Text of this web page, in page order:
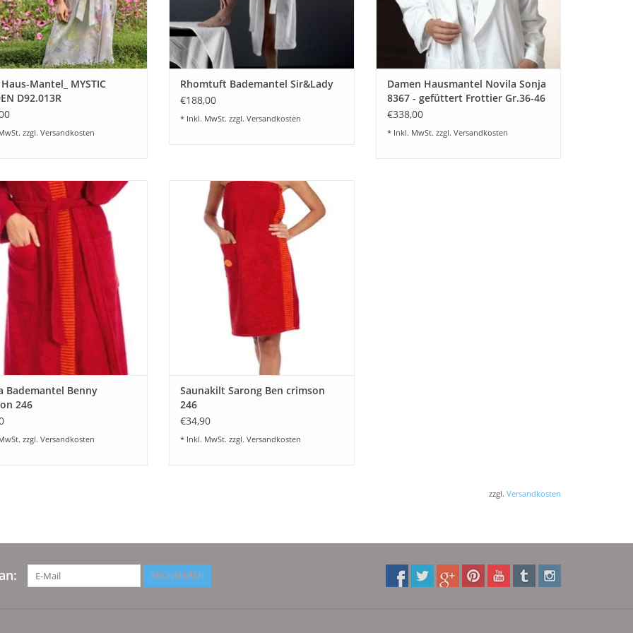
Material 100% Baumwolle schweizer Satin - Innenfutter Satin Noblesse Uni - mit Gürtel zum
Binden - Waschempfehlung bis 60 Grad - Feinwaschmittel.
Ein luxuriöser Damen Hausmantel für höchste Ansprüche.
Mantel_ MYSTIC
D92.013R
zzgl. Versandkosten
Rhomtuft Bademantel Sir&Lady
€188,00
* Inkl. MwSt. zzgl. Versandkosten
Damen Hausmantel Novila Sonja
8367 - gefüttert Frottier Gr.36-46
€338,00
* Inkl. MwSt. zzgl. Versandkosten
Sauna Bademantel, Benny
- rot. Damen Bademantel
WARENKORB HINZUFÜGEN
Bademantel Benny
246
zzgl. Versandkosten
Schönes Egeria Saunakilt Ben aus feinem
Walkfrottier mit einer Einfassung gewebter
Streifen Fb.grau. Onesize
ZUM WARENKORB HINZUFÜGEN
Saunakilt Sarong Ben crimson
246
€34,90
* Inkl. MwSt. zzgl. Versandkosten
zzgl. Versandkosten
ABONNIEREN